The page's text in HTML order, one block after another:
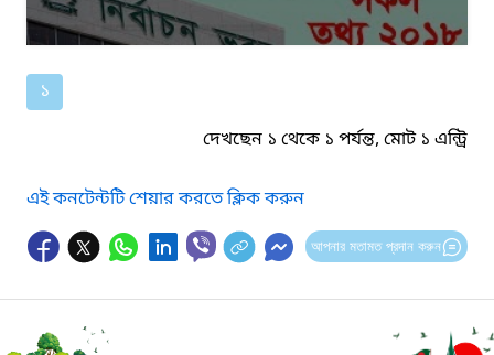
১
দেখছেন ১ থেকে ১ পর্যন্ত, মোট ১ এন্ট্রি
এই কনটেন্টটি শেয়ার করতে ক্লিক করুন
আপনার মতামত প্রদান করুন